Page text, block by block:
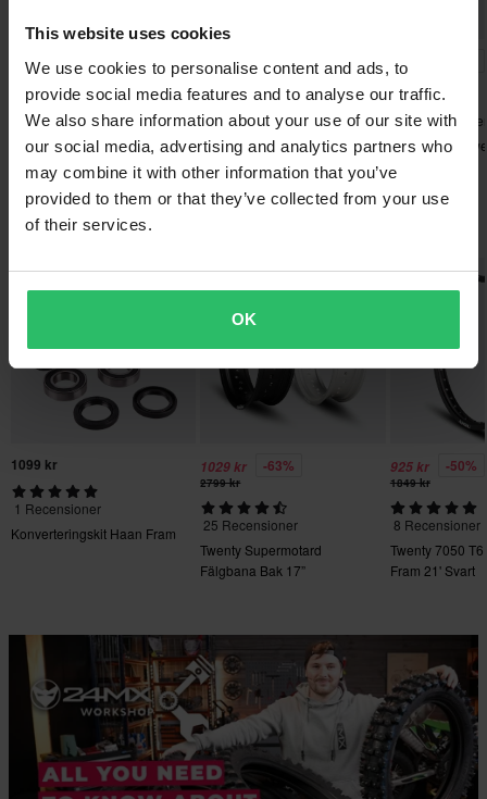
This website uses cookies
We use cookies to personalise content and ads, to
provide social media features and to analyse our traffic.
We also share information about your use of our site with
our social media, advertising and analytics partners who
may combine it with other information that you’ve
provided to them or that they’ve collected from your use
of their services.
OK
Fri frakt över 1500kr*
Frakt från 39kr för beställningar under 1500kr. Fraktkostnaden är
baserad på beställningens vikt. Du ser din kostnad i kassan
innan du slutför din beställning. *Fri frakt gäller ej för stora och
tunga produkter. Se vårKundvård-sidaför mer information.
60 dagars returrätt*
Du har rätt att returnera din beställning inom 60 dagar.
produkter som är personaliserade eller tillverkade på beställning.
Skicka
45 kr -62%
119 kr
492 Recensioner
Twenty Handtag
45 kr -86%
329 kr
232 Recensioner
Handskydd Twenty Vapor
689 kr
1149 kr
79 Recensioner
Styre 22mm
Du kanske också gillar
1099 kr
1 Recensioner
Konverteringskit Haan Fram
1029 kr -63%
2799 kr
25 Recensioner
Twenty Supermotard
Fälgbana Bak 17”
925 kr -50%
1849 kr
8 Recensioner
Twenty 7050
Fram 21' Svart